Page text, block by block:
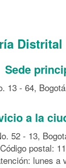
Sede
13 - 64,
a la
52 - 13,
Código postal:
lunes a